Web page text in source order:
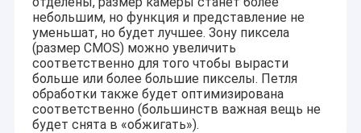
небольшим, но функция и представление не
уменьшат, но будет лучшее. Зону пиксела
(размер CMOS) можно увеличить
соответственно для того чтобы вырасти
больше или более большие пикселы. Петля
обработки также будет оптимизирована
соответственно (большинств важная вещь не
будет снята в «обжигать»).